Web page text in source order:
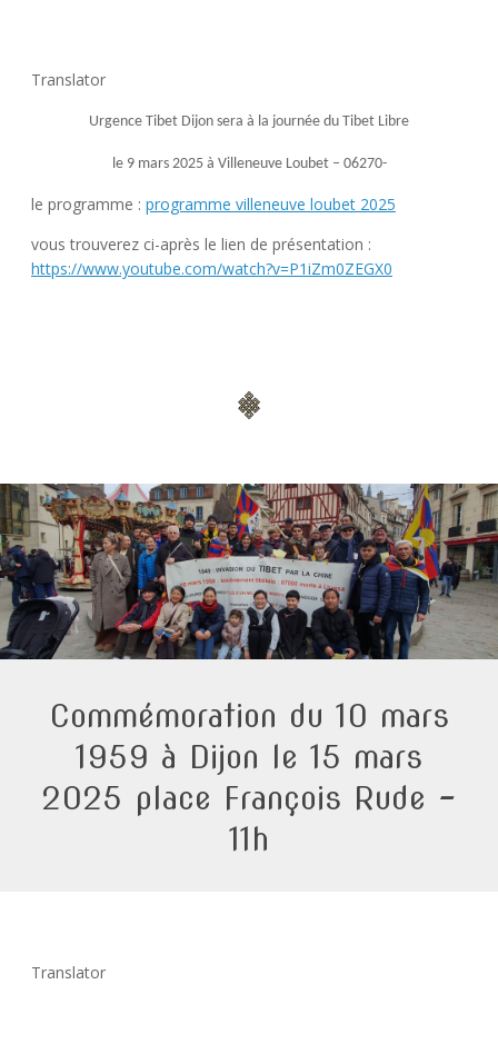
Translator
Urgence Tibet Dijon sera à la journée du Tibet Libre
le 9 mars 2025 à Villeneuve Loubet – 06270-
le programme : programme villeneuve loubet 2025
vous trouverez ci-après le lien de présentation :
https://www.youtube.com/watch?v=P1iZm0ZEGX0
Commémoration du 10 mars
1959 à Dijon le 15 mars
2025 place François Rude –
11h
Translator